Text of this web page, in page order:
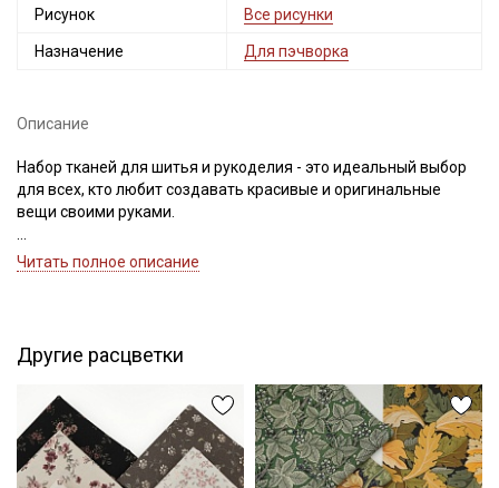
Рисунок Все рисунки
Назначение Для пэчворка
Описание
Набор тканей для шитья и рукоделия - это идеальный выбор
для всех, кто любит создавать красивые и оригинальные
вещи своими руками.
Отрезы ткани в наборе гармонично сочетающиеся между
В наборе 6 отрезов натуральной хлопковой ткани из
ассортимента нашего магазина: бязь, поплин, перкаль (состав
комплекта*), размер каждого 43см*30см
Нарезка наборов выполняется вручную (возможна
погрешность ±1см; края не обрабатываются, что позволяет
использовать их в любом виде творчества.
Читать полное описание
Другие расцветки